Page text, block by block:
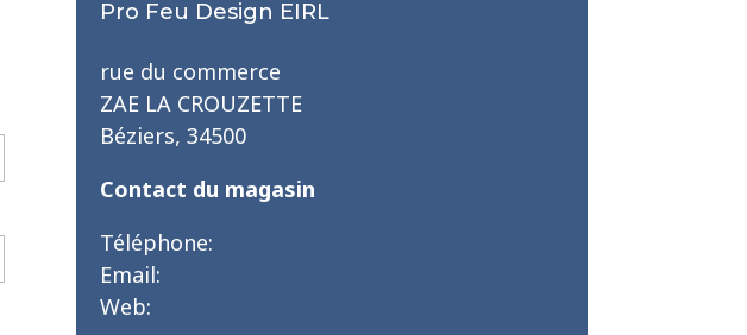
Pro Feu Design EIRL
rue du commerce
ZAE LA CROUZETTE
Béziers, 34500
Contact du magasin
Téléphone:
Email:
Web: